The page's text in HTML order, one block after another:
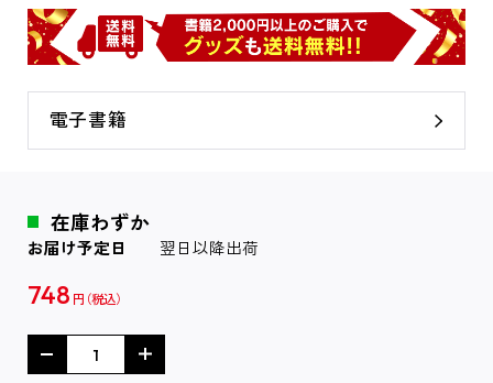
電子書籍
在庫わずか
お届け予定日 翌日以降出荷
748 円